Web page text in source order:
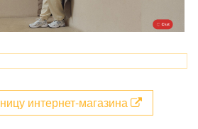
интернет-магазина